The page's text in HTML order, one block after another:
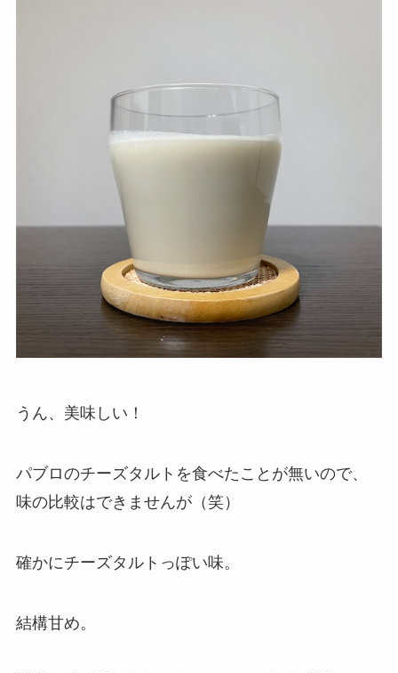
うん、美味しい！
パブロのチーズタルトを食べたことが無いので、
味の比較はできませんが（笑）
確かにチーズタルトっぽい味。
結構甘め。